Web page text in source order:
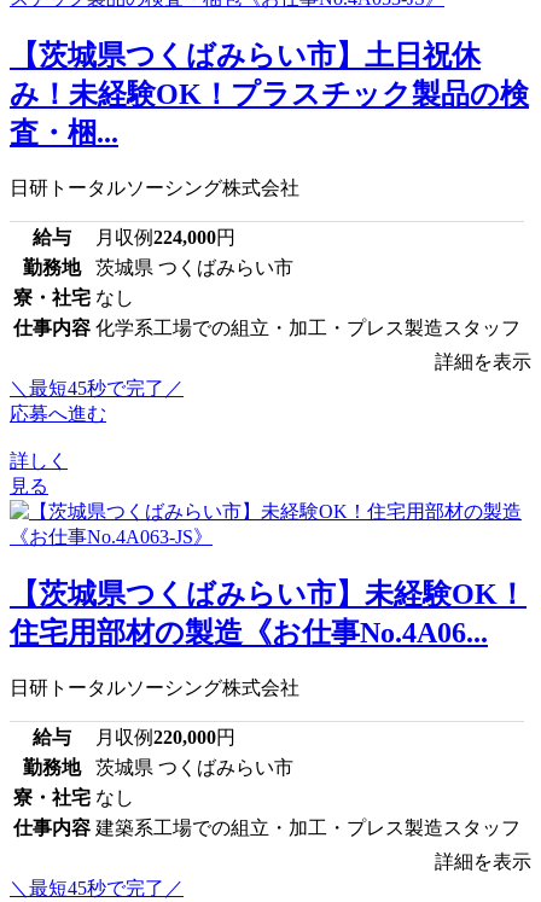
【茨城県つくばみらい市】土日祝休
み！未経験OK！プラスチック製品の検
査・梱...
日研トータルソーシング株式会社
給与 月収例224,000円
勤務地
茨城県 つくばみらい市
寮・社宅 なし
仕事内容 化学系工場での組立・加工・プレス製造スタッフ
詳細を表示
＼最短45秒で完了／
応募へ進む
詳しく
見る
【茨城県つくばみらい市】未経験OK！
住宅用部材の製造《お仕事No.4A06...
日研トータルソーシング株式会社
給与 月収例220,000円
勤務地
茨城県 つくばみらい市
寮・社宅 なし
仕事内容 建築系工場での組立・加工・プレス製造スタッフ
詳細を表示
＼最短45秒で完了／